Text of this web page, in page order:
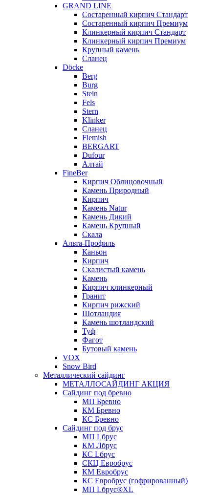
GRAND LINE
Состаренный кирпич Стандарт
Состаренный кирпич Премиум
Клинкерный кирпич Стандарт
Клинкерный кирпич Премиум
Крупный камень
Сланец
Döcke
Berg
Burg
Stein
Fels
Stern
Klinker
Сланец
Flemish
BERGART
Dufour
Алтай
FineBer
Кирпич Облицовочный
Камень Природный
Кирпич
Камень Natur
Камень Дикий
Камень Крупный
Скала
Альта-Профиль
Каньон
Кирпич
Скалистый камень
Камень
Кирпич клинкерный
Гранит
Кирпич рижский
Шотландия
Камень шотландский
Туф
Фагот
Бутовый камень
VOX
Snow Bird
Металлический сайдинг
МЕТАЛЛОСАЙДИНГ АКЦИЯ
Сайдинг под бревно
МП Бревно
КМ Бревно
КС Бревно
Сайдинг под брус
МП Lбрус
КМ Лбрус
КС Lбрус
СКЦ Евробрус
КМ Евробрус
КС Евробрус (гофрированный)
МП Lбрус®XL